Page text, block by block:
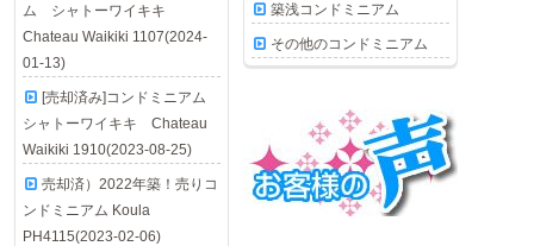
ム シャトーワイキキ
Chateau Waikiki 1107(2024-
01-13)
[売却済み]コンドミニアム
シャトーワイキキ Chateau
Waikiki 1910(2023-08-25)
売却済）2022年築！売りコ
ンドミニアム Koula
PH4115(2023-02-06)
築浅コンドミニアム
その他のコンドミニアム